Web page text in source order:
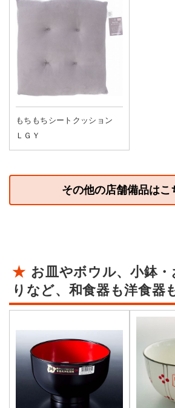
もちもちシートクッション
ＬＧＹ
その他の店舗備品は
お皿やボウル、小鉢
りなど、和食器も洋食器